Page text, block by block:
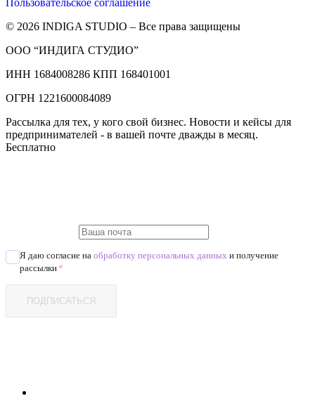
Пользовательское соглашение
© 2026 INDIGA STUDIO – Все права защищены
ООО “ИНДИГА СТУДИО”
ИНН 1684008286 КПП 168401001
ОГРН 1221600084089
Рассылка для тех, у кого свой бизнес. Новости и кейсы для
предпринимателей - в вашей почте дважды в месяц.
Бесплатно
Я даю согласие на обработку персональных данных и получение
рассылки*
ПОДПИСАТЬСЯ